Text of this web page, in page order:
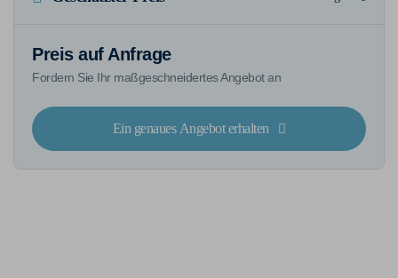
Preis auf Anfrage
Fordern Sie Ihr maßgeschneidertes Angebot an
Ein genaues Angebot erhalten